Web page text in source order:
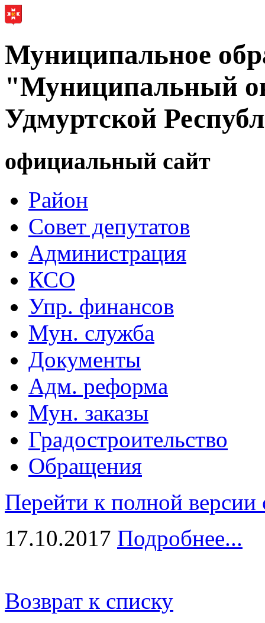
Муниципальное
"Муниципальный
Удмуртской
официальный сайт
Район
Совет депутатов
Администрация
КСО
Упр. финансов
Мун. служба
Документы
Адм. реформа
Мун. заказы
Градостроительство
Обращения
Перейти к полной версии
17.10.2017 Подробнее...
Возврат к списку